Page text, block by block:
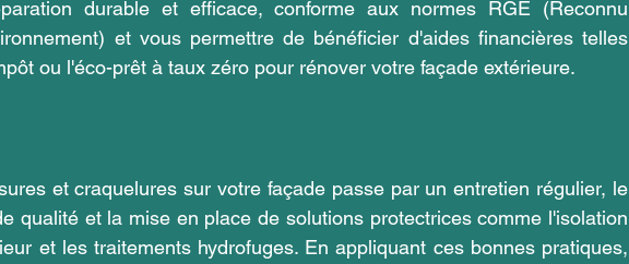
durable et efficace, conforme aux normes RGE (Reconnu
et vous permettre de bénéficier d'aides financières telles
ou l'éco-prêt à taux zéro pour rénover votre façade extérieure.
et craquelures sur votre façade passe par un entretien régulier, le
qualité et la mise en place de solutions protectrices comme l'isolation
et les traitements hydrofuges. En appliquant ces bonnes pratiques,